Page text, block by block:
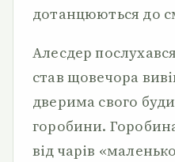
дотанцюються до
Алесдер
став щовечора
дверима свого
горобини.
від чарів